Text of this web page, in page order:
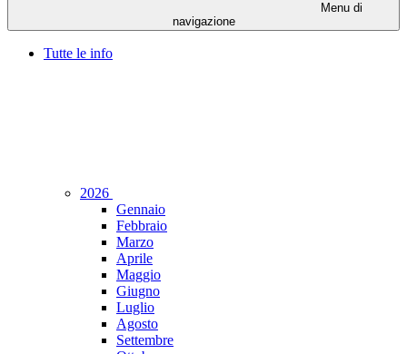
Menu di
navigazione
Tutte le info
2026
Gennaio
Febbraio
Marzo
Aprile
Maggio
Giugno
Luglio
Agosto
Settembre